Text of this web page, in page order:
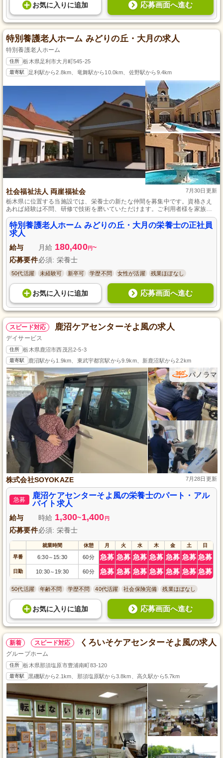
お気に入り に追加 応募画面へ進む
特別養護老人ホーム みどりの丘・大月の求人
特別養護老人ホーム
住所 栃木県足利市大月町545-25
最寄駅 足利駅から2.8km、竜舞駅から10.0km、佐野駅から9.4km
社会福祉法人 両崖福祉会 7月30日更新
栃木県に位置する当施設では、栄養士の新たな仲間を募集中です。資格さえ
あれば経験は不問、研修で技術を磨いていただけます。ご利用者様を家族の
ように思いやる温かな気持ちが根付いており、人事考課制度で頑張りをしっ
かり評価、産休育休の取得実績も豊富にあります。人生の先輩の健康を支え
るやりがいのある職場です。
特別養護老人ホーム みどりの丘・大月の栄養士の正社員
求人
給与 月給 180,400円~
応募要件必須: 栄養士
50代活躍 未経験可 新卒可 学歴不問 女性が活躍 残業ほぼなし
お気に入り に追加 応募画面へ進む
スピード対応 鹿沼ケアセンターそよ風の求人
デイサービス
住所 栃木県鹿沼市西茂呂2-5-3
最寄駅 鹿沼駅から1.9km、東武宇都宮駅から9.9km、新鹿沼駅から2.2km
パノラマ
株式会社SOYOKAZE 7月28日更新
急募
鹿沼ケアセンターそよ風の栄養士のパート・アル
バイト求人
給与 時給 1,300~1,400 円
応募要件必須: 栄養士
就業時間 休憩 月 火 水 木 金 土 日
早番 6:30～ 15:30 60分 急募 急募 急募 急募 急募 急募 急募
日勤 10:30～ 19:30 60分 急募 急募 急募 急募 急募 急募 急募
50代活躍 年齢不問 学歴不問 40代活躍 社会保険完備 残業ほぼなし
お気に入り に追加 応募画面へ進む
新着 スピード対応 くろいそケアセンターそよ風の求人
グループホーム
住所 栃木県那須塩原市豊浦南町83-120
最寄駅 黒磯駅から2.1km、那須塩原駅から3.8km、高久駅から5.7km